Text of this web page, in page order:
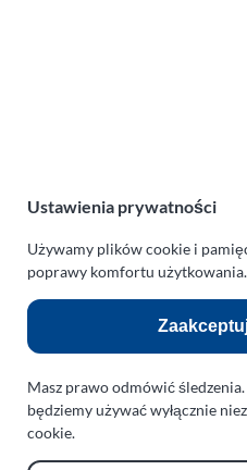
Flight
Bolling
Rodzina
Ustawienia prywatności
Używamy plików cookie i
poprawy komfortu użytkowania.
Masz prawo odmówić
będziemy używać wyłącznie
cookie.